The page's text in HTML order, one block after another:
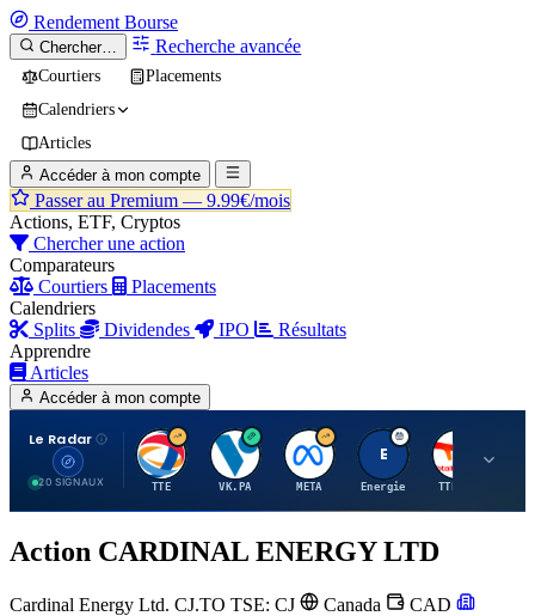
Rendement Bourse
Chercher… Recherche avancée
Courtiers
Placements
Calendriers
Articles
Accéder à mon compte
Passer au Premium — 9.99€/mois
Actions, ETF, Cryptos
Chercher une action
Comparateurs
Courtiers
Placements
Calendriers
Splits
Dividendes IPO
Résultats
Apprendre
Articles
Accéder à mon compte
Le Radar
20 SIGNAUX
T
TTE
V
VK.PA
M
META
E
Energie
T
TTE.PA
Action CARDINAL ENERGY LTD
Cardinal Energy Ltd. CJ.TO TSE: CJ Canada
CAD